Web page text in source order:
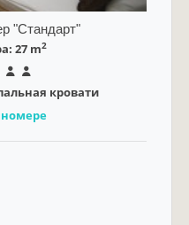
"Стандарт"
27 m2
кровати